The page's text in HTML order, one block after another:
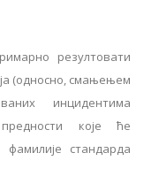
резултовати
(односно, смањењем
инцидентима
које ће
стандарда